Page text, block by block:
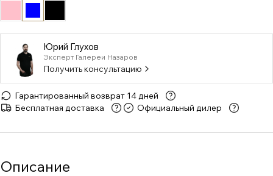
Юрий Глухов
Эксперт Галереи Назаров
Получить консультацию
Гарантированный возврат 14 дней
Бесплатная доставка
Официальный дилер
Описание